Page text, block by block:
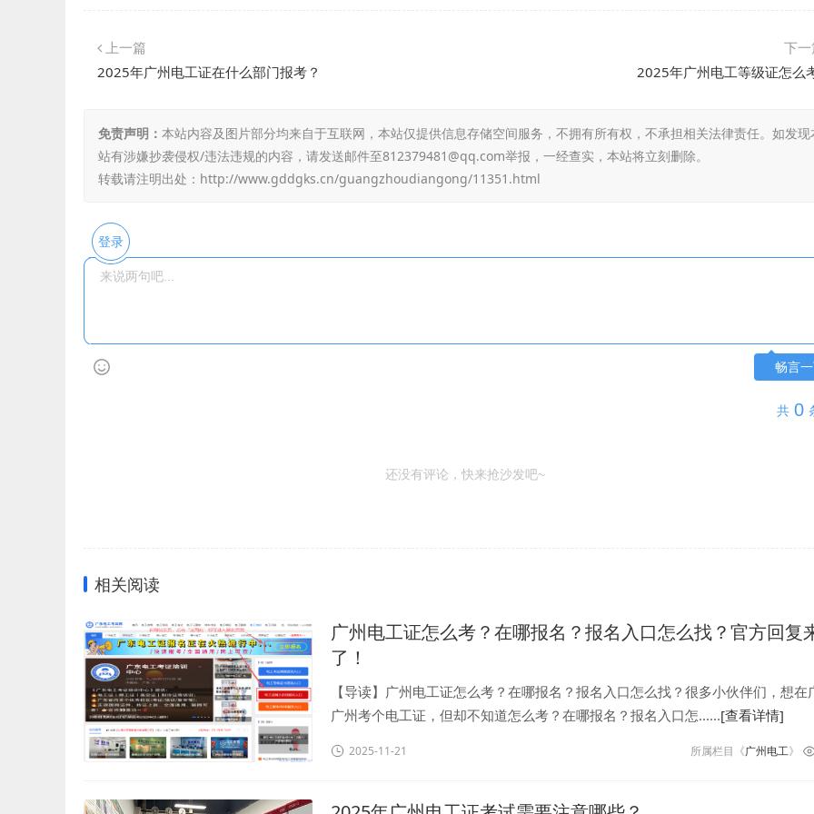
上一篇
2025年广州电工证在什么部门报考？
下一
2025年广州电工等级证怎么
免责声明： 本站内容及图片部分均来自于互联网，本站仅提供信息存储空间服务，不拥有所有权，不承担相关法律责任。如发现
站有涉嫌抄袭侵权/违法违规的内容，请发送邮件至812379481@qq.com举报，一经查实，本站将立刻删除。
转载请注明出处： http://www.gddgks.cn/guangzhoudiangong/11351.html
登录
畅言
共 0
还没有评论，快来抢沙发吧~
相关阅读
广州电工证怎么考？在哪报名？报名入口怎么找？官方回复
了！
【导读】广州电工证怎么考？在哪报名？报名入口怎么找？很多小伙伴们，想在
广州考个电工证，但却不知道怎么考？在哪报名？报名入口怎......[查看详情]
2025-11-21 所属栏目《广州电工》